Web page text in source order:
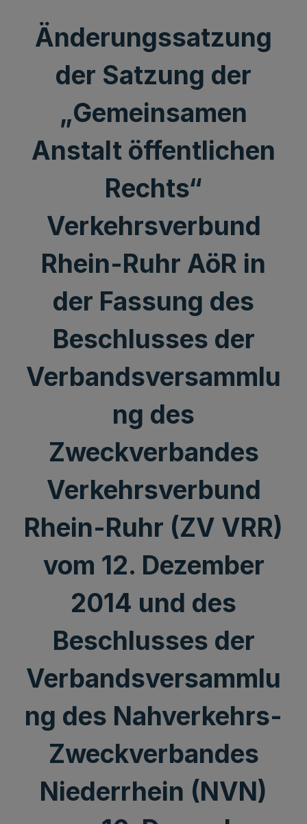
Änderungssatzung
der Satzung der
„Gemeinsamen
Anstalt öffentlichen
Rechts“
Verkehrsverbund
Rhein-Ruhr AöR in
der Fassung des
Beschlusses der
Verbandsversammlu
ng des
Zweckverbandes
Verkehrsverbund
Rhein-Ruhr (ZV VRR)
vom 12. Dezember
2014 und des
Beschlusses der
Verbandsversammlu
ng des Nahverkehrs-
Zweckverbandes
Niederrhein (NVN)